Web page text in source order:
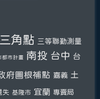
角點 三等聯勤測量
都市計畫 南投 台中 台
府圖根補點 嘉義 土
失 基隆市 宜蘭 專賣局